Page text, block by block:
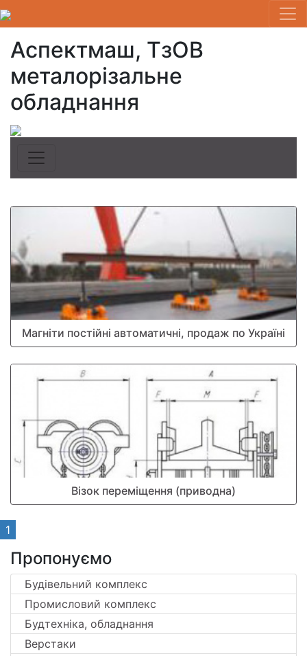
Аспектмаш, ТзОВ
металорізальне
обладнання
Магніти постійні автоматичні, продаж по Україні
Візок переміщення (приводна)
1
Пропонуємо
Будівельний комплекс
Промисловий комплекс
Будтехніка, обладнання
Верстаки